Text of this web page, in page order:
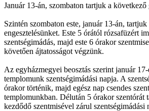
Január 13-án, szombaton tartjuk a következő
Szintén szombaton este, január 13-án,
engesztelésünket. Este 5 órától rózsafüzért
szentségimádás, majd este 6 órakor
követően ájtatosságot végzünk.
Az egyházmegyei beosztás szerint január
templomunk szentségimádási napja. A
órakor történik, majd egész nap csendes
templomunkban. Délután 5 órakor szentórát
kezdődő szentmisével zárul szentségimádási